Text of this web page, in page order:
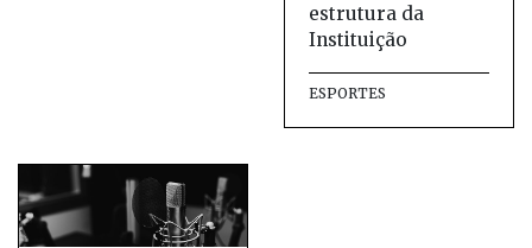
estrutura da
Instituição
ESPORTES